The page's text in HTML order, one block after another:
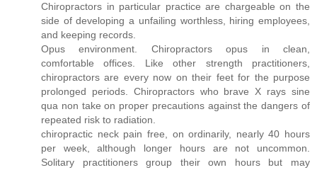
Chiropractors in particular practice are chargeable on the
side of developing a unfailing worthless, hiring employees,
and keeping records.
Opus environment. Chiropractors opus in clean,
comfortable offices. Like other strength practitioners,
chiropractors are every now on their feet for the purpose
prolonged periods. Chiropractors who brave X rays sine
qua non take on proper precautions against the dangers of
repeated risk to radiation.
chiropractic neck pain free, on ordinarily, nearly 40 hours
per week, although longer hours are not uncommon.
Solitary practitioners group their own hours but may